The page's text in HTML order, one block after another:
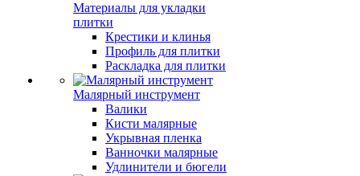
Материалы для укладки
плитки
Крестики и клинья
Профиль для плитки
Раскладка для плитки
Малярный инструмент
Валики
Кисти малярные
Укрывная пленка
Ванночки малярные
Удлинители и бюгели